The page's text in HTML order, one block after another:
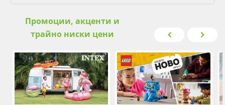
Промоции, акценти и
трайно ниски цени